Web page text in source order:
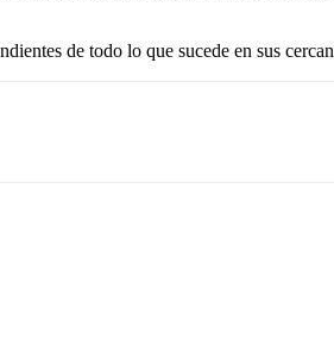
de todo lo que sucede en sus